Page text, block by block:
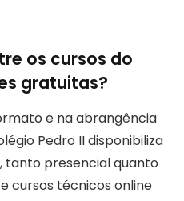
os cursos do
gratuitas?
e na abrangência
Pedro II disponibiliza
tanto presencial quanto
cursos técnicos online